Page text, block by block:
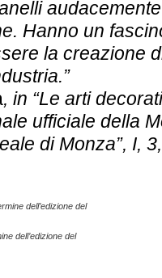
Hanno un
la creazione
, in “Le arti
ufficiale della
di Monza”, I,
dell’edizione del